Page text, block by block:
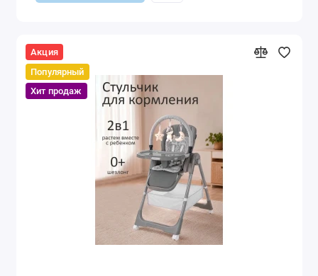
Акция
Популярный
Хит продаж